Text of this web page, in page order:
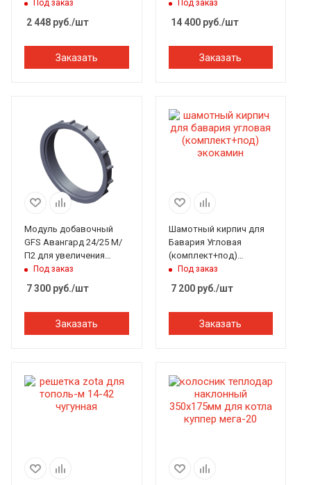
(Студент, Инженер,
Гимназист)
Под заказ
2 448 руб./шт
Заказать
креп.муфтой h=1230мм
ЭкоКамин
Под заказ
14 400руб./шт
Заказать
Модуль добавочный
GFS Авангард 24/25 М/
П2 для увеличения
каменки h-55 мм
Под заказ
7 300 руб./шт
Заказать
Шамотный кирпич для
Бавария Угловая
(комплект+под)
ЭкоКамин
Под заказ
7 200руб./шт
Заказать